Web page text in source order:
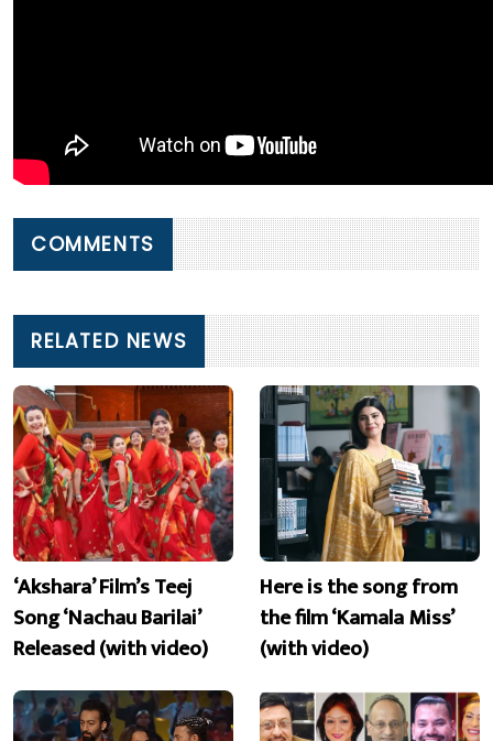
COMMENTS
RELATED NEWS
‘Akshara’ Film’s Teej
Song ‘Nachau Barilai’
Released (with video)
Here is the song from
the film ‘Kamala Miss’
(with video)